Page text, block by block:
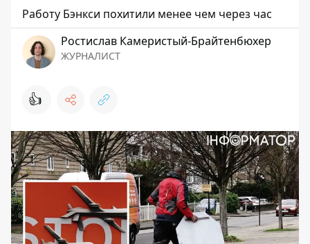
Работу Бэнкси похитили менее чем через час
Ростислав Камеристый-Брайтенбюхер
ЖУРНАЛИСТ
👍